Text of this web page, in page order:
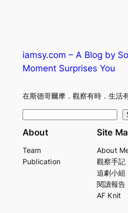
iamsy.com – A Blog by
Moment Surprises You
在斯德哥爾摩．觀察有時．生活
e
r
About
Team
Publication
Site
About
觀察手記
追劇小組
閱讀報告
AF Knit